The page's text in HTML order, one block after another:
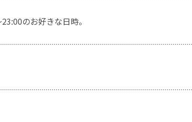
のお好きな日時。